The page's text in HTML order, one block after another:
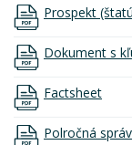
Prospekt
Dokument s
Factsheet
Polročná